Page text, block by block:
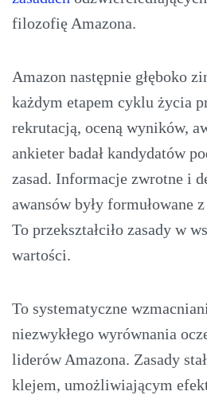
filozofię Amazona.
Amazon następnie głęboko
każdym etapem cyklu życia
rekrutacją, oceną wyników,
ankieter badał kandydatów
zasad. Informacje zwrotne i
awansów były formułowane
To przekształciło zasady w
wartości.
To systematyczne
niezwykłego wyrównania
liderów Amazona. Zasady
klejem, umożliwiającym